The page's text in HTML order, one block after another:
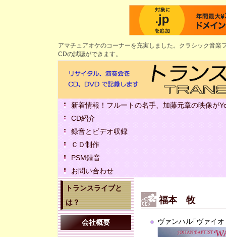
アマチュアオケのコーナーを充実しました。クラシック音
CDの試聴ができます。
新着情報！フルートの名手、加藤元章の映像が
CD紹介
録音とビデオ収録
ＣＤ制作
PSM録音
お問い合わせ
福本 牧
ヴァンハル｢ヴァイ
トランスライブと
は？
会社概要